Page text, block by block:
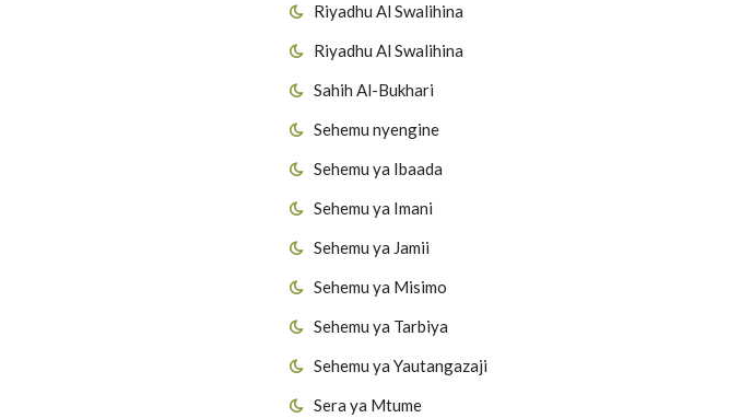
Riyadhu Al Swalihina
Riyadhu Al Swalihina
Sahih Al-Bukhari
Sehemu nyengine
Sehemu ya Ibaada
Sehemu ya Imani
Sehemu ya Jamii
Sehemu ya Misimo
Sehemu ya Tarbiya
Sehemu ya Yautangazaji
Sera ya Mtume